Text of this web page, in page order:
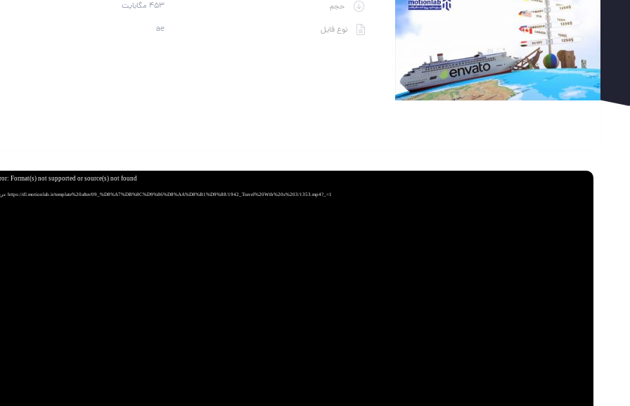
حجم 453 مگابایت
نوع فایل ae
نمایشگر
Format(s) not supported or source(s) not found
دریافت پرونده: https://dl.motionlab.ir/template%20after/09_%D8%A7%DB%8C%D9%86%D8%AA%D8%B1%D9%88/1942_Travel%20Wth%20s%203/1353.mp4?_=1